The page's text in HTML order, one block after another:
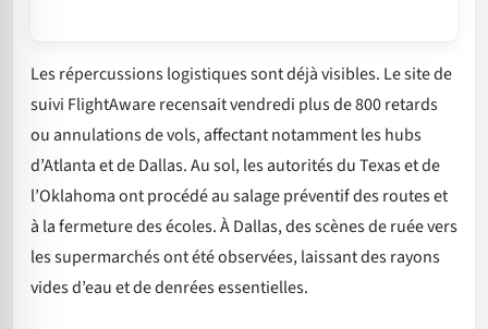
Les répercussions logistiques sont déjà visibles. Le site de
suivi FlightAware recensait vendredi plus de 800 retards
ou annulations de vols, affectant notamment les hubs
d’Atlanta et de Dallas. Au sol, les autorités du Texas et de
l’Oklahoma ont procédé au salage préventif des routes et
à la fermeture des écoles. À Dallas, des scènes de ruée vers
les supermarchés ont été observées, laissant des rayons
vides d’eau et de denrées essentielles.